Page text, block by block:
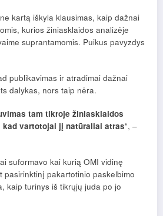
kartą iškyla klausimas, kaip dažnai
kurios žiniasklaidos analizėje
suprantamomis. Puikus pavyzdys
publikavimas ir atradimai dažnai
dalykas, nors taip nėra.
tam tikroje žiniasklaidos
kad vartotojai jį natūraliai atras“, –
suformavo kai kurią OMI vidinę
pasirinktinį pakartotinio paskelbimo
kaip turinys iš tikrųjų juda po jo